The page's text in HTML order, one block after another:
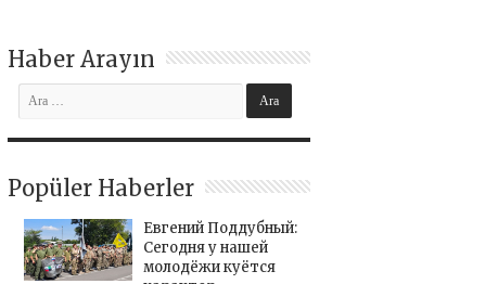
Haber Arayın
Popüler Haberler
Евгений Поддубный:
Сегодня у нашей
молодёжи куётся